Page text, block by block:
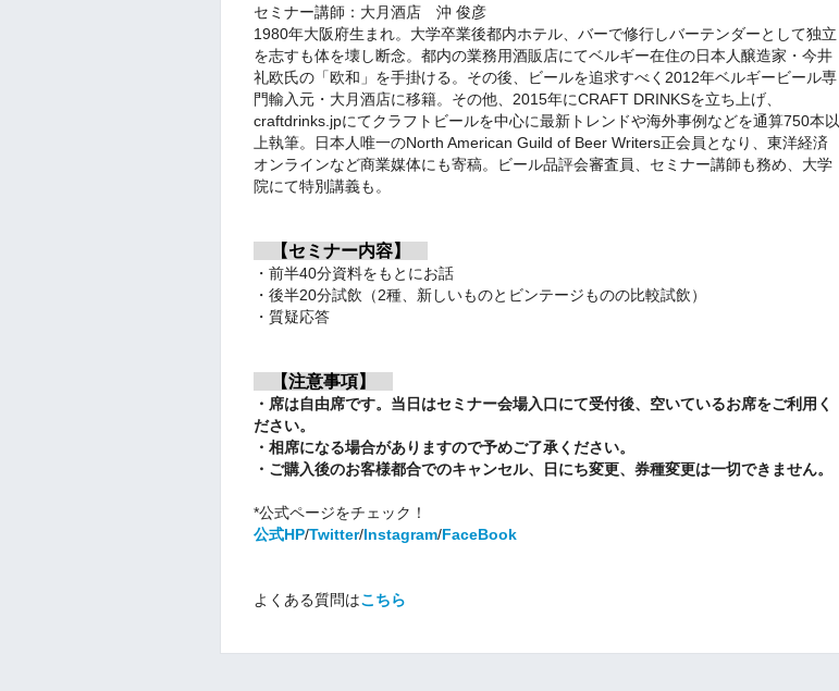
セミナー講師：大月酒店 沖 俊彦
1980年大阪府生まれ。大学卒業後都内ホテル、バーで修行しバーテンダーとして独立
を志すも体を壊し断念。都内の業務用酒販店にてベルギー在住の日本人醸造家・今井
礼欧氏の「欧和」を手掛ける。その後、ビールを追求すべく2012年ベルギービール専
門輸入元・大月酒店に移籍。その他、2015年にCRAFT DRINKSを立ち上げ、
craftdrinks.jpにてクラフトビールを中心に最新トレンドや海外事例などを通算750本以
上執筆。日本人唯一のNorth American Guild of Beer Writers正会員となり、東洋経済
オンラインなど商業媒体にも寄稿。ビール品評会審査員、セミナー講師も務め、大学
院にて特別講義も。
【セミナー内容】
・前半40分資料をもとにお話
・後半20分試飲（2種、新しいものとビンテージものの比較試飲）
・質疑応答
【注意事項】
・席は自由席です。当日はセミナー会場入口にて受付後、空いているお席をご利用く
ださい。
・相席になる場合がありますので予めご了承ください。
・ご購入後のお客様都合でのキャンセル、日にち変更、券種変更は一切できません。
*公式ページをチェック！
公式HP/Twitter/Instagram/FaceBook
よくある質問はこちら